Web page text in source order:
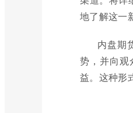
地了解这一
内盘期
势，并向观
益。这种形